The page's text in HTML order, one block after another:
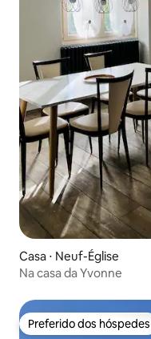
Casa ⋅ Neuf-Église
Na casa da Yvonne
Preferido dos hóspedes
Preferido dos hóspedes